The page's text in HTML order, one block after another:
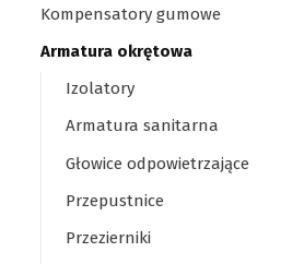
Kompensatory gumowe
Armatura okrętowa
Izolatory
Armatura sanitarna
Głowice odpowietrzające
Przepustnice
Przezierniki